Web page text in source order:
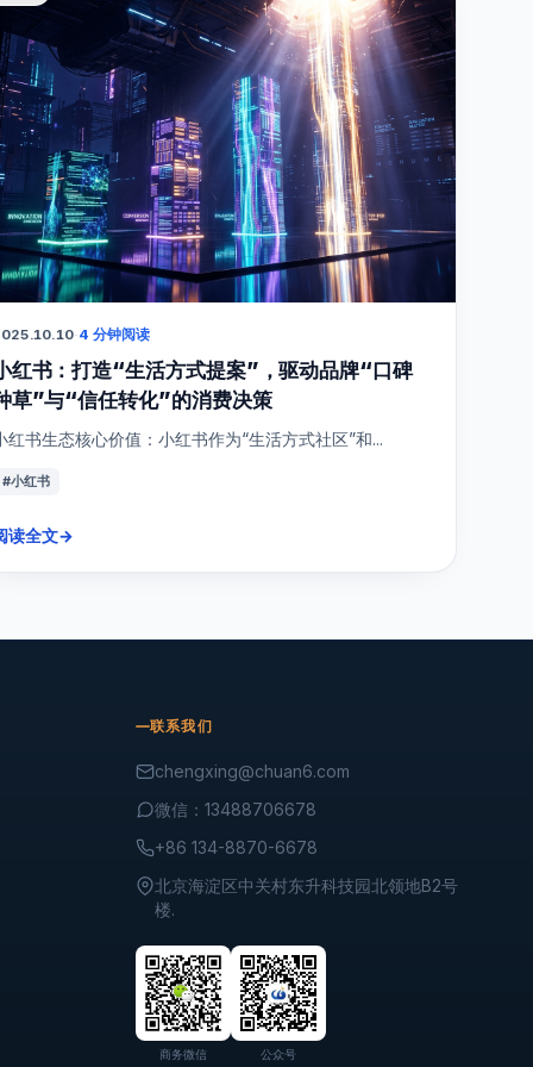
·4 分钟阅读
红书：打造“生活方式提案”，驱动品牌“口碑
草”与“信任转化”的消费决策
红书生态核心价值：小红书作为“生活方式社区”和...
#小红书
读全文→
联系我们
chengxing@chuan6.com
微信：13488706678
+86 134-8870-6678
北京海淀区中关村东升科技园北领地B2号
楼.
商务微信 公众号